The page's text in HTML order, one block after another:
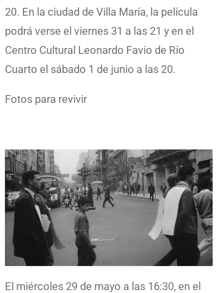
20. En la ciudad de Villa María, la película
podrá verse el viernes 31 a las 21 y en el
Centro Cultural Leonardo Favio de Río
Cuarto el sábado 1 de junio a las 20.
Fotos para revivir
El miércoles 29 de mayo a las 16:30, en el